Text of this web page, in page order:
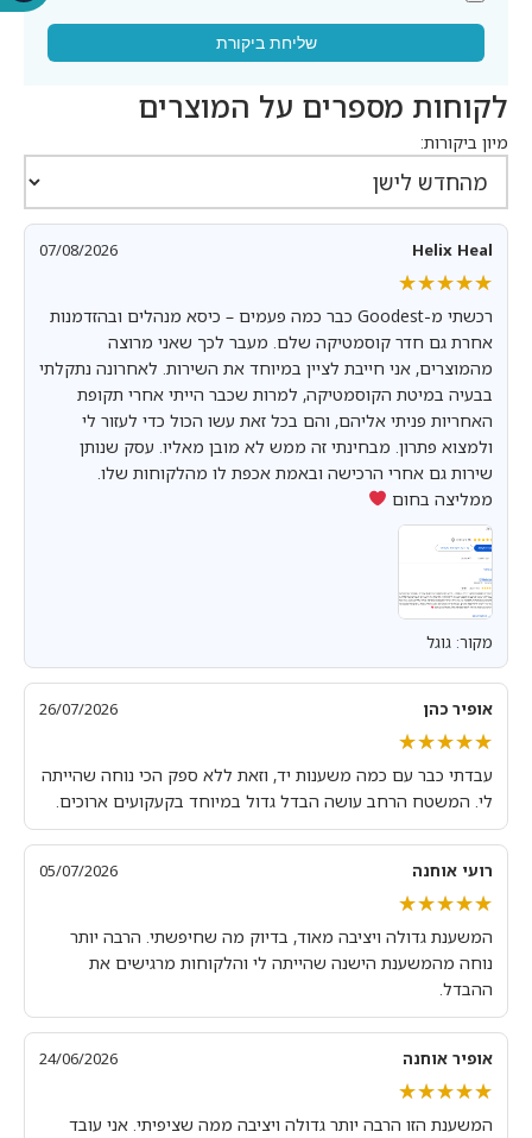
שליחת ביקורת
לקוחות מספרים על המוצרים
מיון ביקורות:
Helix Heal
07/08/2026
★★★★★
★★★★★
רכשתי מ-Goodest כבר כמה פעמים – כיסא מנהלים ובהזדמנות
אחרת גם חדר קוסמטיקה שלם. מעבר לכך שאני מרוצה
מהמוצרים, אני חייבת לציין במיוחד את השירות. לאחרונה נתקלתי
בבעיה במיטת הקוסמטיקה, למרות שכבר הייתי אחרי תקופת
האחריות פניתי אליהם, והם בכל זאת עשו הכול כדי לעזור לי
ולמצוא פתרון. מבחינתי זה ממש לא מובן מאליו. עסק שנותן
שירות גם אחרי הרכישה ובאמת אכפת לו מהלקוחות שלו.
ממליצה בחום
מקור: גוגל
אופיר כהן 26/07/2026
★★★★★
★★★★★
עבדתי כבר עם כמה משענות יד, וזאת ללא ספק הכי נוחה שהייתה
לי. המשטח הרחב עושה הבדל גדול במיוחד בקעקועים ארוכים.
רועי אוחנה 05/07/2026
★★★★★
★★★★★
המשענת גדולה ויציבה מאוד, בדיוק מה שחיפשתי. הרבה יותר
נוחה מהמשענת הישנה שהייתה לי והלקוחות מרגישים את
ההבדל.
אופיר אוחנה 24/06/2026
★★★★★
★★★★★
המשענת הזו הרבה יותר גדולה ויציבה ממה שציפיתי. אני עובד